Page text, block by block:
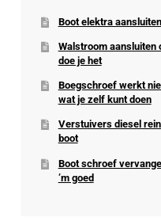
Boot elektra
Walstroom aansluiten
doe je het
Boegschroef werkt
wat je zelf kunt doen
Verstuivers diesel
boot
Boot schroef
’m goed